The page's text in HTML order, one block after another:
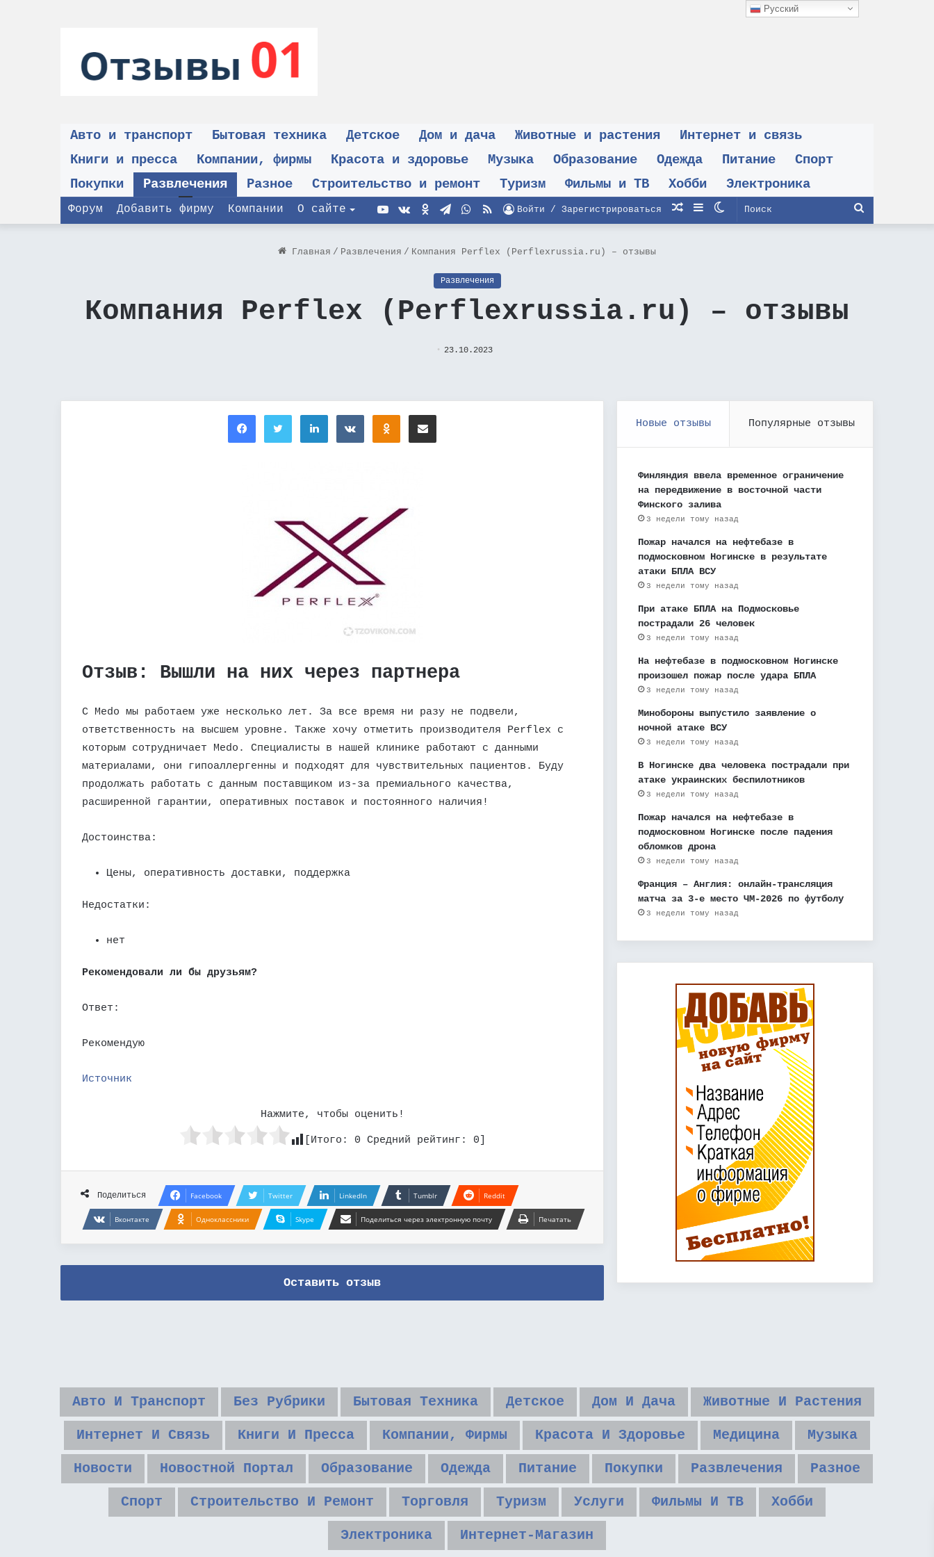
Авто и транспорт Бытовая техника Детское Дом и дача Животные и растения
Интернет и связь
Книги и пресса
Компании, фирмы Красота и здоровье Музыка Образование Одежда Питание
Спорт
Покупки
Развлечения Разное Строительство и ремонт Туризм Фильмы и ТВ Хобби Электроника
Форум Добавить фирму Компании О сайте Поиск
Switch
Sidebar
Случайная
Войти / Зарегистрироваться
RSS
WhatsApp
Telegram
Одноклассники
vk.com
YouTube
Главная / Развлечения / Компания Perflex (Perflexrussia.ru) – отзывы
Развлечения
Компания Perflex (Perflexrussia.ru) – отзывы
23.10.2023
FacebookTwitterLinkedInВконтактеОдноклассники
Поделиться через электронную почту
Отзыв: Вышли на них через партнера
С Medo мы работаем уже несколько лет. За все время ни разу не подвели,
ответственность на высшем уровне. Также хочу отметить производителя Perflex с
которым сотрудничает Medo. Специалисты в нашей клинике работают с данными
материалами, они гипоаллергенны и подходят для чувствительных пациентов. Буду
продолжать работать с данным поставщиком из-за премиального качества,
расширенной гарантии, оперативных поставок и постоянного наличия!
Достоинства:
Цены, оперативность доставки, поддержка
Недостатки:
нет
Рекомендовали ли бы друзьям?
Ответ:
Рекомендую
Источник
Нажмите, чтобы оценить!
[Итого: 0 Средний рейтинг: 0
Поделиться Facebook Twitter LinkedIn Tumblr Reddit
Вконтакте Одноклассники Skype Поделиться через электронную почту Печатать
Оставить отзыв
Новые отзывы Популярные отзывы
Финляндия ввела временное ограничение
на передвижение в восточной части
Финского залива
3 недели тому назад
Пожар начался на нефтебазе в
подмосковном Ногинске в результате
атаки БПЛА ВСУ
3 недели тому назад
При атаке БПЛА на Подмосковье
пострадали 26 человек
3 недели тому назад
На нефтебазе в подмосковном Ногинске
произошел пожар после удара БПЛА
3 недели тому назад
Минобороны выпустило заявление о
ночной атаке ВСУ
3 недели тому назад
В Ногинске два человека пострадали при
атаке украинских беспилотников
3 недели тому назад
Пожар начался на нефтебазе в
подмосковном Ногинске после падения
обломков дрона
3 недели тому назад
Франция – Англия: онлайн-трансляция
матча за 3-е место ЧМ-2026 по футболу
3 недели тому назад
Авто И Транспорт Без Рубрики Бытовая Техника Детское Дом И Дача Животные И Растения
Интернет И Связь Книги И Пресса Компании, Фирмы Красота И Здоровье Медицина Музыка
Новости Новостной Портал Образование Одежда Питание Покупки Развлечения Разное
Спорт Строительство И Ремонт Торговля Туризм Услуги Фильмы И ТВ Хобби
Электроника Интернет-Магазин
Русский